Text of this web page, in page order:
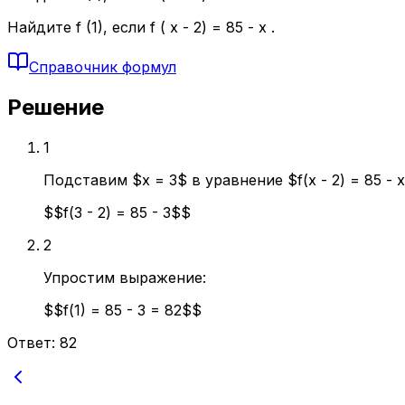
Найдите f (1), если f ( x - 2) = 85 - x .
Справочник формул
Решение
1
Подставим $x = 3$ в уравнение $f(x - 2) = 85 -
$$f(3 - 2) = 85 - 3$$
2
Упростим выражение:
$$f(1) = 85 - 3 = 82$$
Ответ: 82